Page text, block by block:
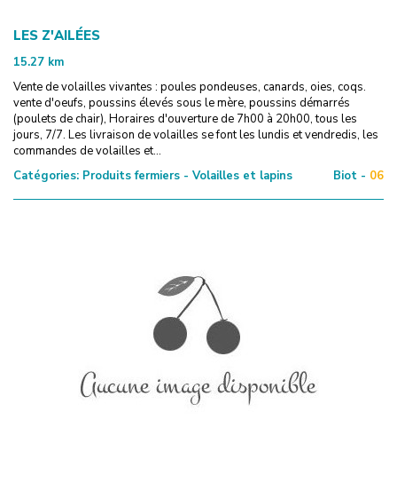
LES Z'AILÉES
15.27 km
Vente de volailles vivantes : poules pondeuses, canards, oies, coqs.
vente d'oeufs, poussins élevés sous le mère, poussins démarrés
(poulets de chair), Horaires d'ouverture de 7h00 à 20h00, tous les
jours, 7/7. Les livraison de volailles se font les lundis et vendredis, les
commandes de volailles et...
Catégories: Produits fermiers - Volailles et lapins Biot - 06